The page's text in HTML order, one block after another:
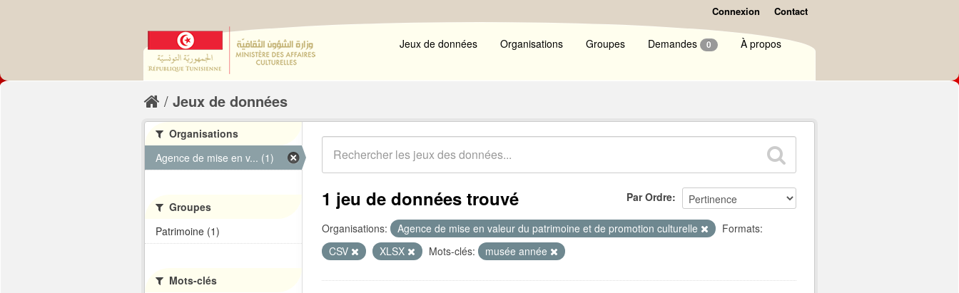
Connexion Contact
Jeux de données Organisations Groupes Demandes 0 À propos
Jeux de données
Par Ordre
1 jeu de données trouvé
Organisations: Agence de mise en valeur du patrimoine et de promotion culturelle
Formats:
CSV
XLSX Mots-clés: musée année
Organisations
Agence de mise en v... (1)
Groupes
Patrimoine (1)
Mots-clés